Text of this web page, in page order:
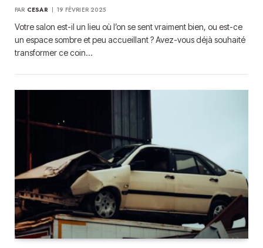
PAR CESAR 19 FÉVRIER 2025
Votre salon est-il un lieu où l’on se sent vraiment bien, ou est-ce
un espace sombre et peu accueillant ? Avez-vous déjà souhaité
transformer ce coin…